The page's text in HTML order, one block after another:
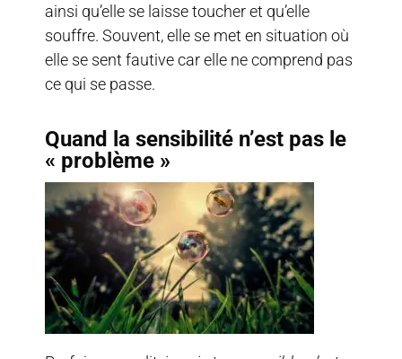
ainsi qu’elle se laisse toucher et qu’elle
souffre. Souvent, elle se met en situation où
elle se sent fautive car elle ne comprend pas
ce qui se passe.
Quand la sensibilité n’est pas le
« problème »